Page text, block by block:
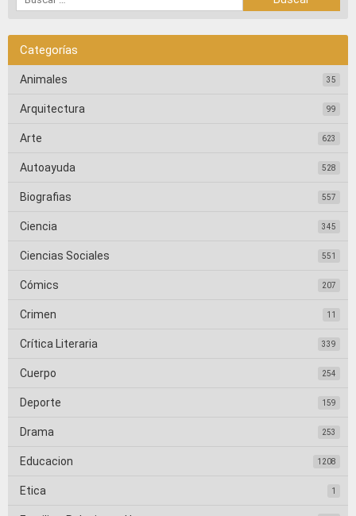
Categorías
Animales 35
Arquitectura 99
Arte 623
Autoayuda 528
Biografias 557
Ciencia 345
Ciencias Sociales 551
Cómics 207
Crimen 11
Crítica Literaria 339
Cuerpo 254
Deporte 159
Drama 253
Educacion 1208
Etica 1